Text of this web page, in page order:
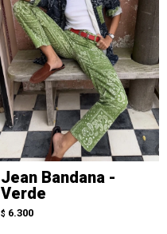
Jean Bandana -
Verde
$ 6.300